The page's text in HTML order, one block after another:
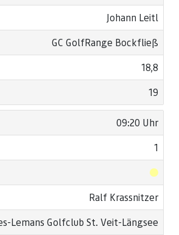
Johann Leitl
GC GolfRange Bockfließ
18,8
19
09:20 Uhr
1
Ralf Krassnitzer
Lemans Golfclub St. Veit-Längsee